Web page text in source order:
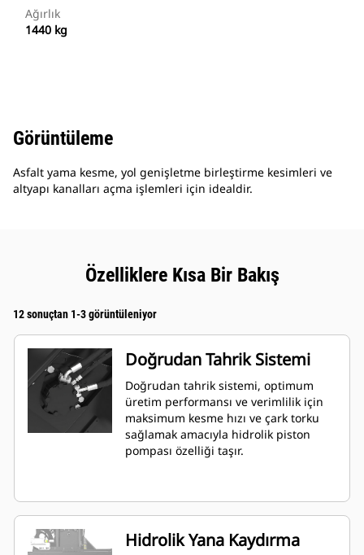
Ağırlık
1440 kg
Görüntüleme
Asfalt yama kesme, yol genişletme birleştirme kesimleri ve
altyapı kanalları açma işlemleri için idealdir.
Özelliklere Kısa Bir Bakış
12 sonuçtan 1-3 görüntüleniyor
Doğrudan Tahrik Sistemi
Doğrudan tahrik sistemi, optimum
üretim performansı ve verimlilik için
maksimum kesme hızı ve çark torku
sağlamak amacıyla hidrolik piston
pompası özelliği taşır.
Hidrolik Yana Kaydırma